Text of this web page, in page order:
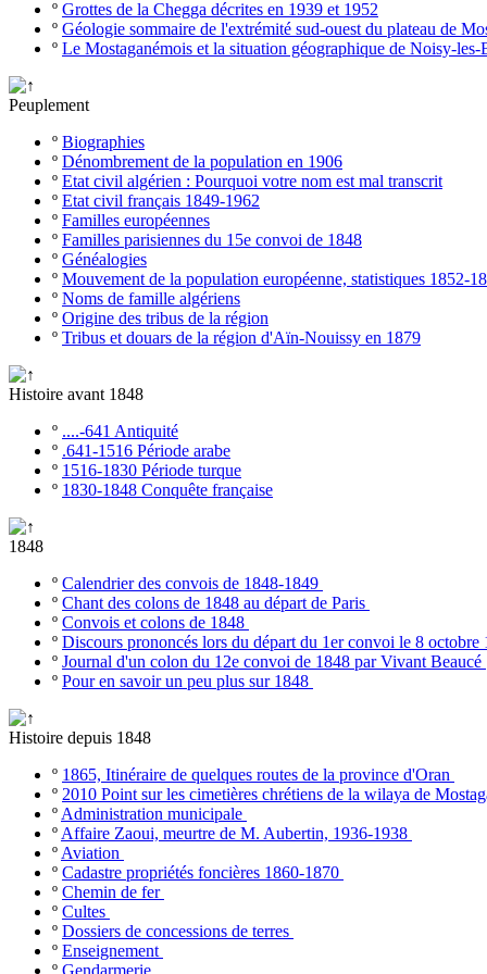
º Grottes de la Chegga décrites en 1939 et 1952
º Géologie sommaire de l'extrémité sud-ouest du plateau de
º Le Mostaganémois et la situation géographique de Noisy-les-
Peuplement
º Biographies
º Dénombrement de la population en 1906
º Etat civil algérien : Pourquoi votre nom est mal transcrit
º Etat civil français 1849-1962
º Familles européennes
º Familles parisiennes du 15e convoi de 1848
º Généalogies
º Mouvement de la population européenne, statistiques 1852-
º Noms de famille algériens
º Origine des tribus de la région
º Tribus et douars de la région d'Aïn-Nouissy en 1879
Histoire avant 1848
º ....-641 Antiquité
º .641-1516 Période arabe
º 1516-1830 Période turque
º 1830-1848 Conquête française
1848
º Calendrier des convois de 1848-1849
º Chant des colons de 1848 au départ de Paris
º Convois et colons de 1848
º Discours prononcés lors du départ du 1er convoi le 8 octobre
º Journal d'un colon du 12e convoi de 1848 par Vivant Beaucé
º Pour en savoir un peu plus sur 1848
Histoire depuis 1848
º 1865, Itinéraire de quelques routes de la province d'Oran
º 2010 Point sur les cimetières chrétiens de la wilaya de
º Administration municipale
º Affaire Zaoui, meurtre de M. Aubertin, 1936-1938
º Aviation
º Cadastre propriétés foncières 1860-1870
º Chemin de fer
º Cultes
º Dossiers de concessions de terres
º Enseignement
º Gendarmerie